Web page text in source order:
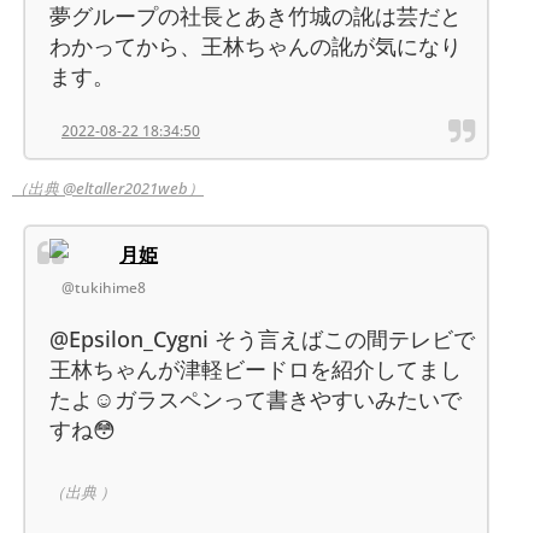
夢グループの社長とあき竹城の訛は芸だと
わかってから、王林ちゃんの訛が気になり
ます。
2022-08-22 18:34:50
（出典 @eltaller2021web）
月姫
@tukihime8
@Epsilon_Cygni そう言えばこの間テレビで
王林ちゃんが津軽ビードロを紹介してまし
たよ☺️ガラスペンって書きやすいみたいで
すね😳
（出典 ）